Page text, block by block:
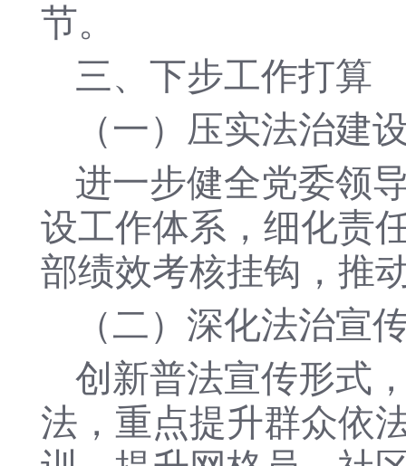
节。
三、下步工作打算
（一）压实法治建
进一步健全党委领
设工作体系，细化责
部绩效考核挂钩，推
（二）深化法治宣
创新普法宣传形式
法，重点提升群众依